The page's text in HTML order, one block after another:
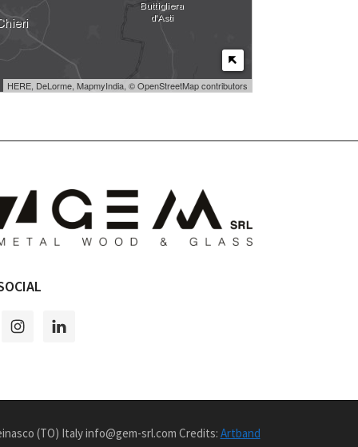
HERE, DeLorme, MapmyIndia, © OpenStreetMap contributors
(TO) Italy info@gem-srl.com Credits: Artband